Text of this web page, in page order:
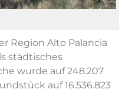
Region Alto Palancia
städtisches
wurde auf 248.207
auf 16.536.823